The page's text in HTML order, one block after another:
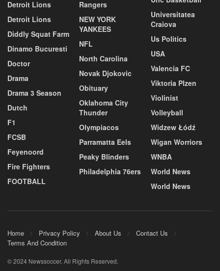
Detroit Lions
Detroit Lions
Diddly Squat Farm
Dinamo Bucuresti
Doctor
Drama
Drama 3 Season
Dutch
F1
FCSB
Feyenoord
Fire Fighters
FOOTBALL
Rangers
NEW YORK
YANKEES
NFL
North Carolina
Novak Djokovic
Obituary
Oklahoma City
Thunder
Olympiacos
Parramatta Eels
Peaky Blinders
Philadelphia 76ers
Universitatea
Craiova
Us Politics
USA
Valencia FC
Viktoria Plzen
Violinist
Volleyball
Widzew Łódź
Wigan Worriors
WNBA
World News
World News
Home Privacy Policy About Us
Contact Us
Terms And Condition
© 2024 Newssoccer. All Rights Reserved.